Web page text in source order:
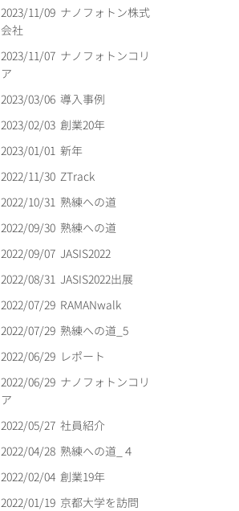
2023/11/09 ナノフォトン株式
会社
2023/11/07 ナノフォトンコリ
ア
2023/03/06 導入事例
2023/02/03 創業20年
2023/01/01 新年
2022/11/30 ZTrack
2022/10/31 熟練への道
2022/09/30 熟練への道
2022/09/07 JASIS2022
2022/08/31 JASIS2022出展
2022/07/29 RAMANwalk
2022/07/29 熟練への道_5
2022/06/29 レポート
2022/06/29 ナノフォトンコリ
ア
2022/05/27 社員紹介
2022/04/28 熟練への道_４
2022/02/04 創業19年
2022/01/19 京都大学を訪問